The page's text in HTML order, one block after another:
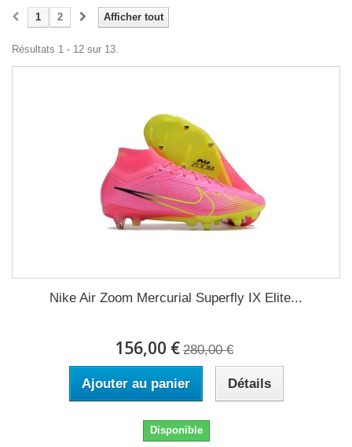
Afficher tout
1 2
Résultats 1 - 12 sur 13.
Nike Air Zoom Mercurial Superfly IX Elite...
156,00 € 280,00 €
Ajouter au panier Détails
Disponible